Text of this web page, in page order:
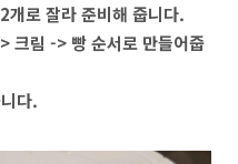
로 잘라 준비해 줍니다.
크림 -> 빵 순서로 만들어줍
다.